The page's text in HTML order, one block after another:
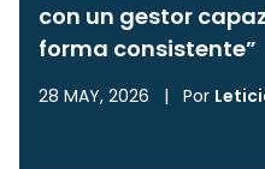
con un gestor
forma consistente”
28 MAY, 2026 | Por